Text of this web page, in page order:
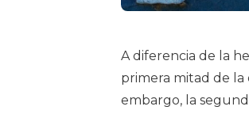
A diferencia de la
primera mitad de la
embargo, la